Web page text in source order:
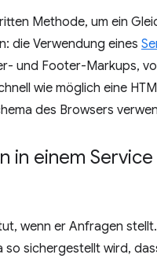
Methode, um ein
die Verwendung eines
und Footer-Markups,
wie möglich eine
des Browsers
in einem
wenn er Anfragen
sichergestellt wird,